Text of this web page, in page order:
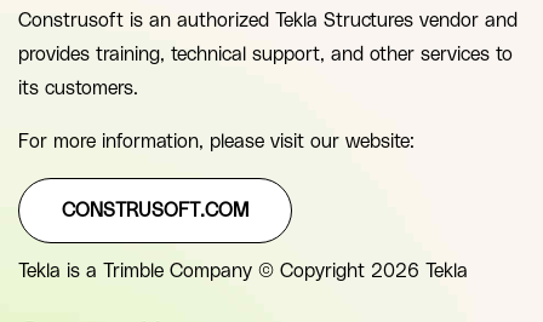
Construsoft is an authorized Tekla Structures vendor and
provides training, technical support, and other services to
its customers.
For more information, please visit our website:
CONSTRUSOFT.COM
Tekla is a Trimble Company © Copyright 2026 Tekla